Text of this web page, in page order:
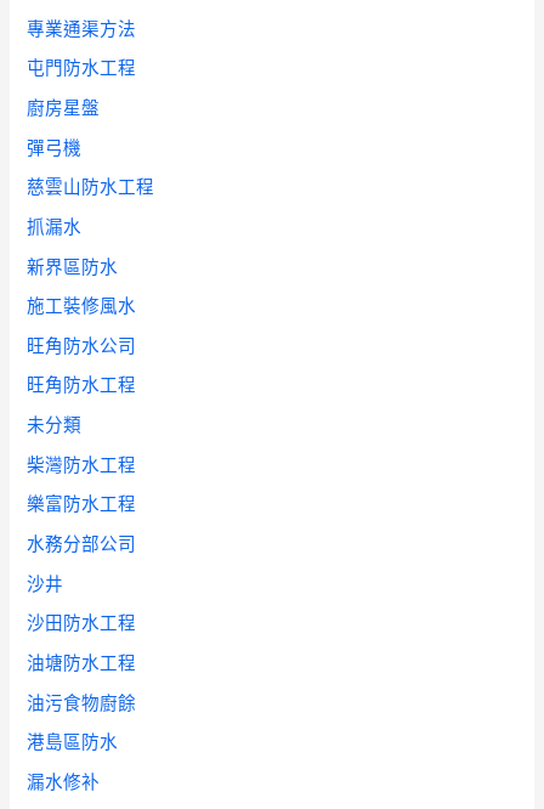
專業通渠方法
屯門防水工程
廚房星盤
彈弓機
慈雲山防水工程
抓漏水
新界區防水
施工裝修風水
旺角防水公司
旺角防水工程
未分類
柴灣防水工程
樂富防水工程
水務分部公司
沙井
沙田防水工程
油塘防水工程
油污食物廚餘
港島區防水
漏水修补